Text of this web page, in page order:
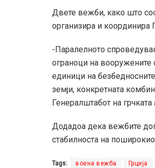
Двете вежби, како што
организира и координира
-Паралелното
ограноци на вооружените
единици на
земји, конкретната
Генералштабот на грчката
Додадоа дека вежбите
стабилноста на
Tags: воена вежба Грција